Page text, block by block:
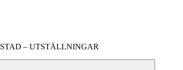
– UTSTÄLLNINGAR